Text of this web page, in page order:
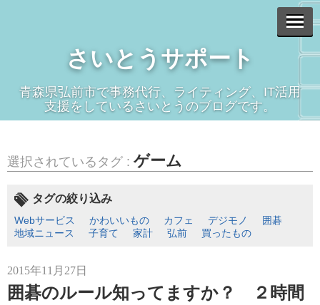
さいとうサポート
青森県弘前市で事務代行、ライティング、IT活用
支援をしているさいとうのブログです。
選択されているタグ : ゲーム
タグの絞り込み
Webサービス かわいいもの カフェ デジモノ
囲碁
地域ニュース
子育て 家計 弘前 買ったもの
2015年11月27日
囲碁のルール知ってますか？ ２時間